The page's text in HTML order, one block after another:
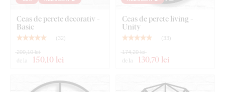
Ceas de perete decorativ -
Basic
( 32)
de la 150,10 lei
200,10 lei
Ceas de perete living -
Unity
( 33 )
de la 130,70 lei
174,20 lei